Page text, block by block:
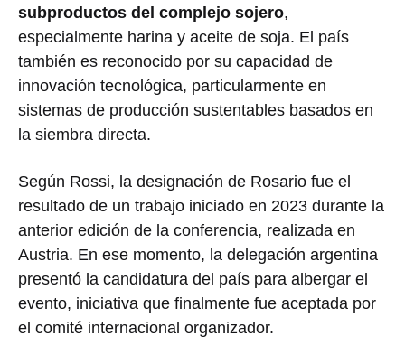
subproductos del complejo sojero,
especialmente harina y aceite de soja. El país
también es reconocido por su capacidad de
innovación tecnológica, particularmente en
sistemas de producción sustentables basados en
la siembra directa.
Según Rossi, la designación de Rosario fue el
resultado de un trabajo iniciado en 2023 durante la
anterior edición de la conferencia, realizada en
Austria. En ese momento, la delegación argentina
presentó la candidatura del país para albergar el
evento, iniciativa que finalmente fue aceptada por
el comité internacional organizador.